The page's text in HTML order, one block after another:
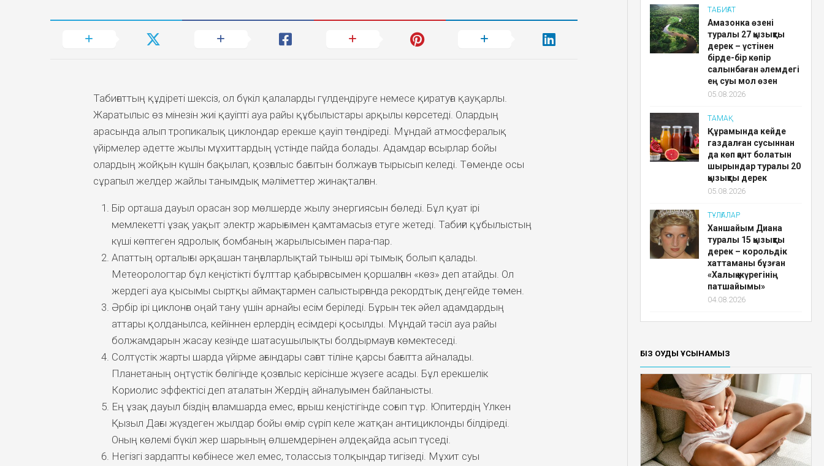
Табиғаттың құдіреті шексіз, ол бүкіл қалаларды гүлдендіруге немесе қиратуға қауқарлы.
Жаратылыс өз мінезін жиі қауіпті ауа райы құбылыстары арқылы көрсетеді. Олардың
арасында алып тропикалық циклондар ерекше қауіп төндіреді. Мұндай атмосфералық
үйірмелер әдетте жылы мұхиттардың үстінде пайда болады. Адамдар ғасырлар бойы
олардың жойқын күшін бақылап, қозғалыс бағытын болжауға тырысып келеді. Төменде осы
сұрапыл желдер жайлы танымдық мәліметтер жинақталған.
Бір орташа дауыл орасан зор мөлшерде жылу энергиясын бөледі. Бұл қуат ірі
мемлекетті ұзақ уақыт электр жарығымен қамтамасыз етуге жетеді. Табиғи құбылыстың
күші көптеген ядролық бомбаның жарылысымен пара-пар.
Апаттың орталығы әрқашан таңғаларлықтай тыныш әрі тымық болып қалады.
Метеорологтар бұл кеңістікті бұлттар қабырғасымен қоршалған «көз» деп атайды. Ол
жердегі ауа қысымы сыртқы аймақтармен салыстырғанда рекордтық деңгейде төмен.
Әрбір ірі циклонға оңай тану үшін арнайы есім беріледі. Бұрын тек әйел адамдардың
аттары қолданылса, кейіннен ерлердің есімдері қосылды. Мұндай тәсіл ауа райы
болжамдарын жасау кезінде шатасушылықты болдырмауға көмектеседі.
Солтүстік жарты шарда үйірме ағындары сағат тіліне қарсы бағытта айналады.
Планетаның оңтүстік бөлігінде қозғалыс керісінше жүзеге асады. Бұл ерекшелік
Кориолис эффектісі деп аталатын Жердің айналуымен байланысты.
Ең ұзақ дауыл біздің ғаламшарда емес, ғарыш кеңістігінде соғып тұр. Юпитердің Үлкен
Қызыл Дағы жүздеген жылдар бойы өмір сүріп келе жатқан антициклонды білдіреді.
Оның көлемі бүкіл жер шарының өлшемдерінен әлдеқайда асып түседі.
Негізгі зардапты көбінесе жел емес, толассыз толқындар тигізеді. Мұхит суы
ТАБИҒАТ
Амазонка өзені
туралы 27 қызықты
дерек – үстінен
бірде-бір көпір
салынбаған әлемдегі
ең суы мол өзен
05.08.2026
ТАМАҚ
Құрамында кейде
газдалған сусыннан
да көп қант болатын
шырындар туралы 20
қызықты дерек
05.08.2026
ТҰЛҒАЛАР
Ханшайым Диана
туралы 15 қызықты
дерек – корольдік
хаттаманы бұзған
«Халық жүрегінің
патшайымы»
04.08.2026
БІЗ ОҚУДЫ ҰСЫНАМЫЗ